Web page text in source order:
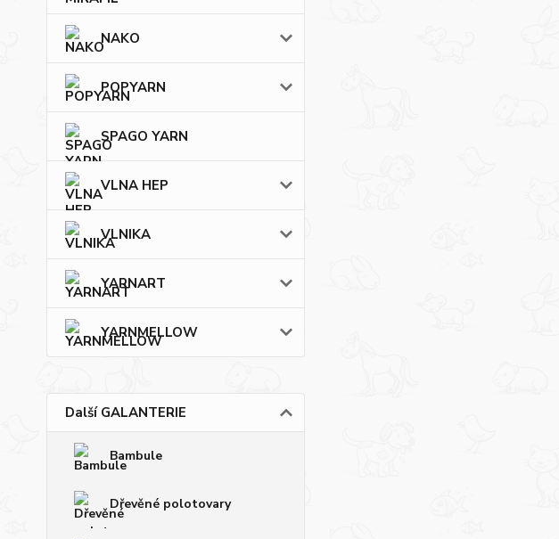
NAKO
POPYARN
SPAGO YARN
VLNA HEP
VLNIKA
YARNART
YARNMELLOW
Další GALANTERIE
Bambule
Dřevěné polotovary